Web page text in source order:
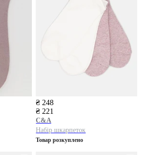
₴ 248
₴ 221
C&A
Набір шкарпеток
Товар розкуплено